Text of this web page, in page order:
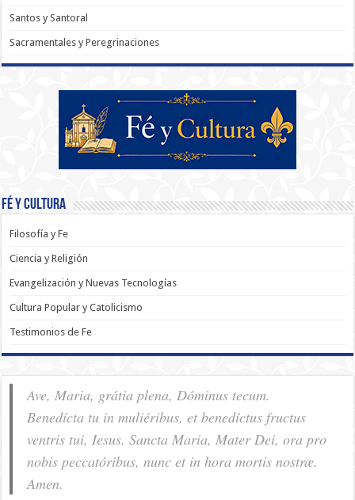
Santos y Santoral
Sacramentales y Peregrinaciones
Fé y Cultura
Filosofía y Fe
Ciencia y Religión
Evangelización y Nuevas Tecnologías
Cultura Popular y Catolicismo
Testimonios de Fe
Ave, Maria, grátia plena, Dóminus tecum.
Benedícta tu in muliéribus, et benedíctus fructus
ventris tui, Iesus. Sancta Maria, Mater Dei, ora pro
nobis pec­ca­tóribus, nunc et in hora mortis nostræ.
Amen.